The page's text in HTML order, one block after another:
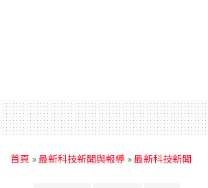
首頁 »最新科技新聞與報導 »最新科技新聞